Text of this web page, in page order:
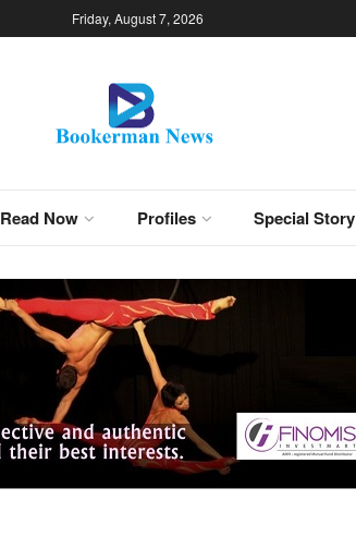
Friday, August 7, 2026
Read Now Profiles Special Story